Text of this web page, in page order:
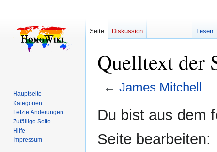
Quelltext der
← James Mitchell
Navigation
Suche
Du bist aus dem
Seite bearbeiten:
Seite Diskussion Lesen
Hauptseite
Kategorien
Letzte Änderungen
Zufällige Seite
Hilfe
Impressum